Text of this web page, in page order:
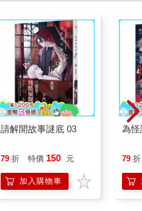
請解開故事謎底 03
79 折 特價 150 元
加入購物車
為怪
79 折